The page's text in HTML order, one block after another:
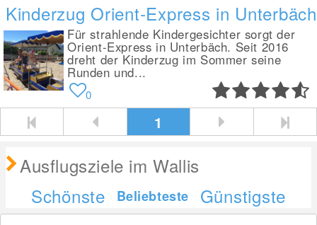
Kinderzug Orient-Express in Unterbäch
Für strahlende Kindergesichter sorgt der
Orient-Express in Unterbäch. Seit 2016
dreht der Kinderzug im Sommer seine
Runden und...
0
1
Ausflugsziele im Wallis
Schönste
Beliebteste
Günstigste